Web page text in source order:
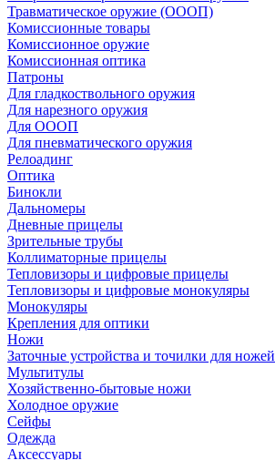
Травматическое оружие (ОООП)
Комиссионные товары
Комиссионное оружие
Комиссионная оптика
Патроны
Для гладкоствольного оружия
Для нарезного оружия
Для ОООП
Для пневматического оружия
Релоадинг
Оптика
Бинокли
Дальномеры
Дневные прицелы
Зрительные трубы
Коллиматорные прицелы
Тепловизоры и цифровые прицелы
Тепловизоры и цифровые монокуляры
Монокуляры
Крепления для оптики
Ножи
Заточные устройства и точилки для ножей
Мультитулы
Хозяйственно-бытовые ножи
Холодное оружие
Сейфы
Одежда
Аксессуары